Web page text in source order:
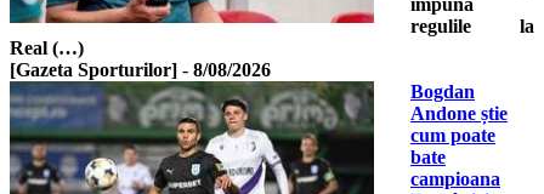
regulile la
Real (…)
[Gazeta Sporturilor] - 8/08/2026
Bogdan
Andone știe
cum poate
bate
campioana